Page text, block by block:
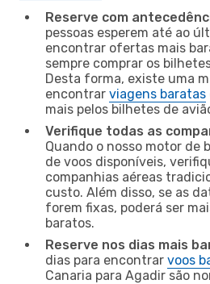
Reserve com
pessoas esperem até ao
encontrar ofertas mais
sempre comprar os
Desta forma, existe uma
encontrar viagens baratas
mais pelos bilhetes de
Verifique todas as
Quando o nosso motor de
de voos disponíveis,
companhias aéreas
custo. Além disso, se as
forem fixas, poderá ser
baratos.
Reserve nos dias mais
dias para encontrar voos
Canaria para Agadir são